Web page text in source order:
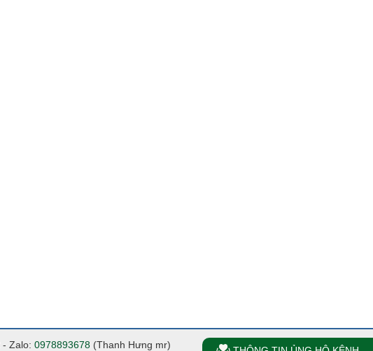
- Zalo: 0978893678(Thanh Hưng mr)